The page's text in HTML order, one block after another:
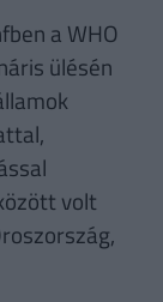
a WHO
ülésén
volt